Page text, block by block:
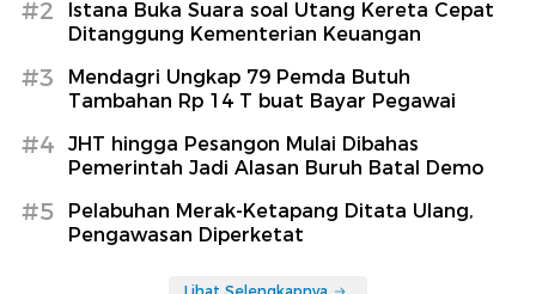
#2
Istana Buka Suara soal Utang Kereta Cepat
Ditanggung Kementerian Keuangan
#3
Mendagri Ungkap 79 Pemda Butuh
Tambahan Rp 14 T buat Bayar Pegawai
#4
JHT hingga Pesangon Mulai Dibahas
Pemerintah Jadi Alasan Buruh Batal Demo
#5
Pelabuhan Merak-Ketapang Ditata Ulang,
Pengawasan Diperketat